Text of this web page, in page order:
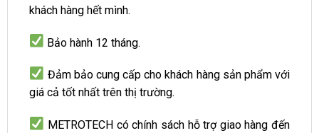
khách hàng hết mình.
Bảo hành 12 tháng.
Đảm bảo cung cấp cho khách hàng sản phẩm với
giá cả tốt nhất trên thị trường.
METROTECH có chính sách hỗ trợ giao hàng đến